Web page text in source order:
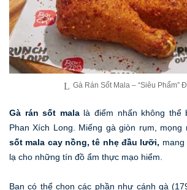
Gà Rán Sốt Mala – “Siêu Phẩm”
Gà rán sốt malalà điểm nhấn không thể
Phan Xích Long. Miếng gà giòn rụm,
sốt mala cay nồng, tê nhẹ đầu lưỡi,
lạ cho những tín đồ ẩm thực mạo hiểm.
Bạn có thể chọn các phần như cánh gà